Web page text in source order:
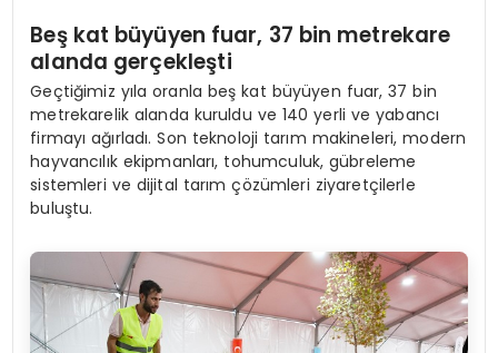
Beş kat büyüyen fuar, 37 bin metrekare
alanda gerçekleşti
Geçtiğimiz yıla oranla beş kat büyüyen fuar, 37 bin
metrekarelik alanda kuruldu ve 140 yerli ve yabancı
firmayı ağırladı. Son teknoloji tarım makineleri, modern
hayvancılık ekipmanları, tohumculuk, gübreleme
sistemleri ve dijital tarım çözümleri ziyaretçilerle
buluştu.